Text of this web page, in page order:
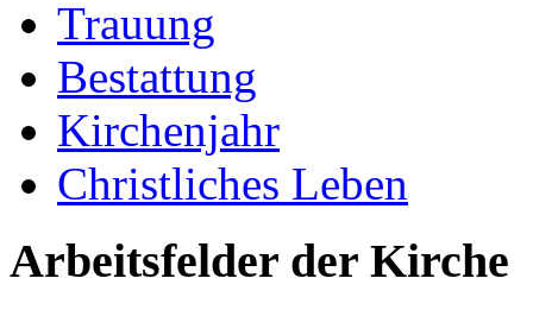
Trauung
Bestattung
Kirchenjahr
Christliches Leben
Arbeitsfelder der Kirche